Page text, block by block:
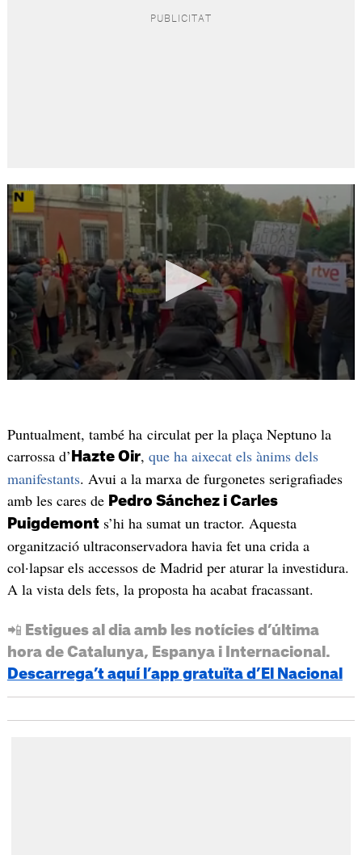
Puntualment, també ha circulat per la plaça Neptuno la
carrossa d’ Hazte Oir, que ha aixecat els ànims dels
manifestants. Avui a la marxa de furgonetes serigrafiades
amb les cares de Pedro Sánchez i Carles
Puigdemonts’hi ha sumat un tractor. Aquesta
organització ultraconservadora havia fet una crida a
col·lapsar els accessos de Madrid per aturar la investidura.
A la vista dels fets, la proposta ha acabat fracassant.
📲 Estigues al dia amb les notícies d’última
hora de Catalunya, Espanya i Internacional.
Descarrega’t aquí l’app gratuïta d’El Nacional